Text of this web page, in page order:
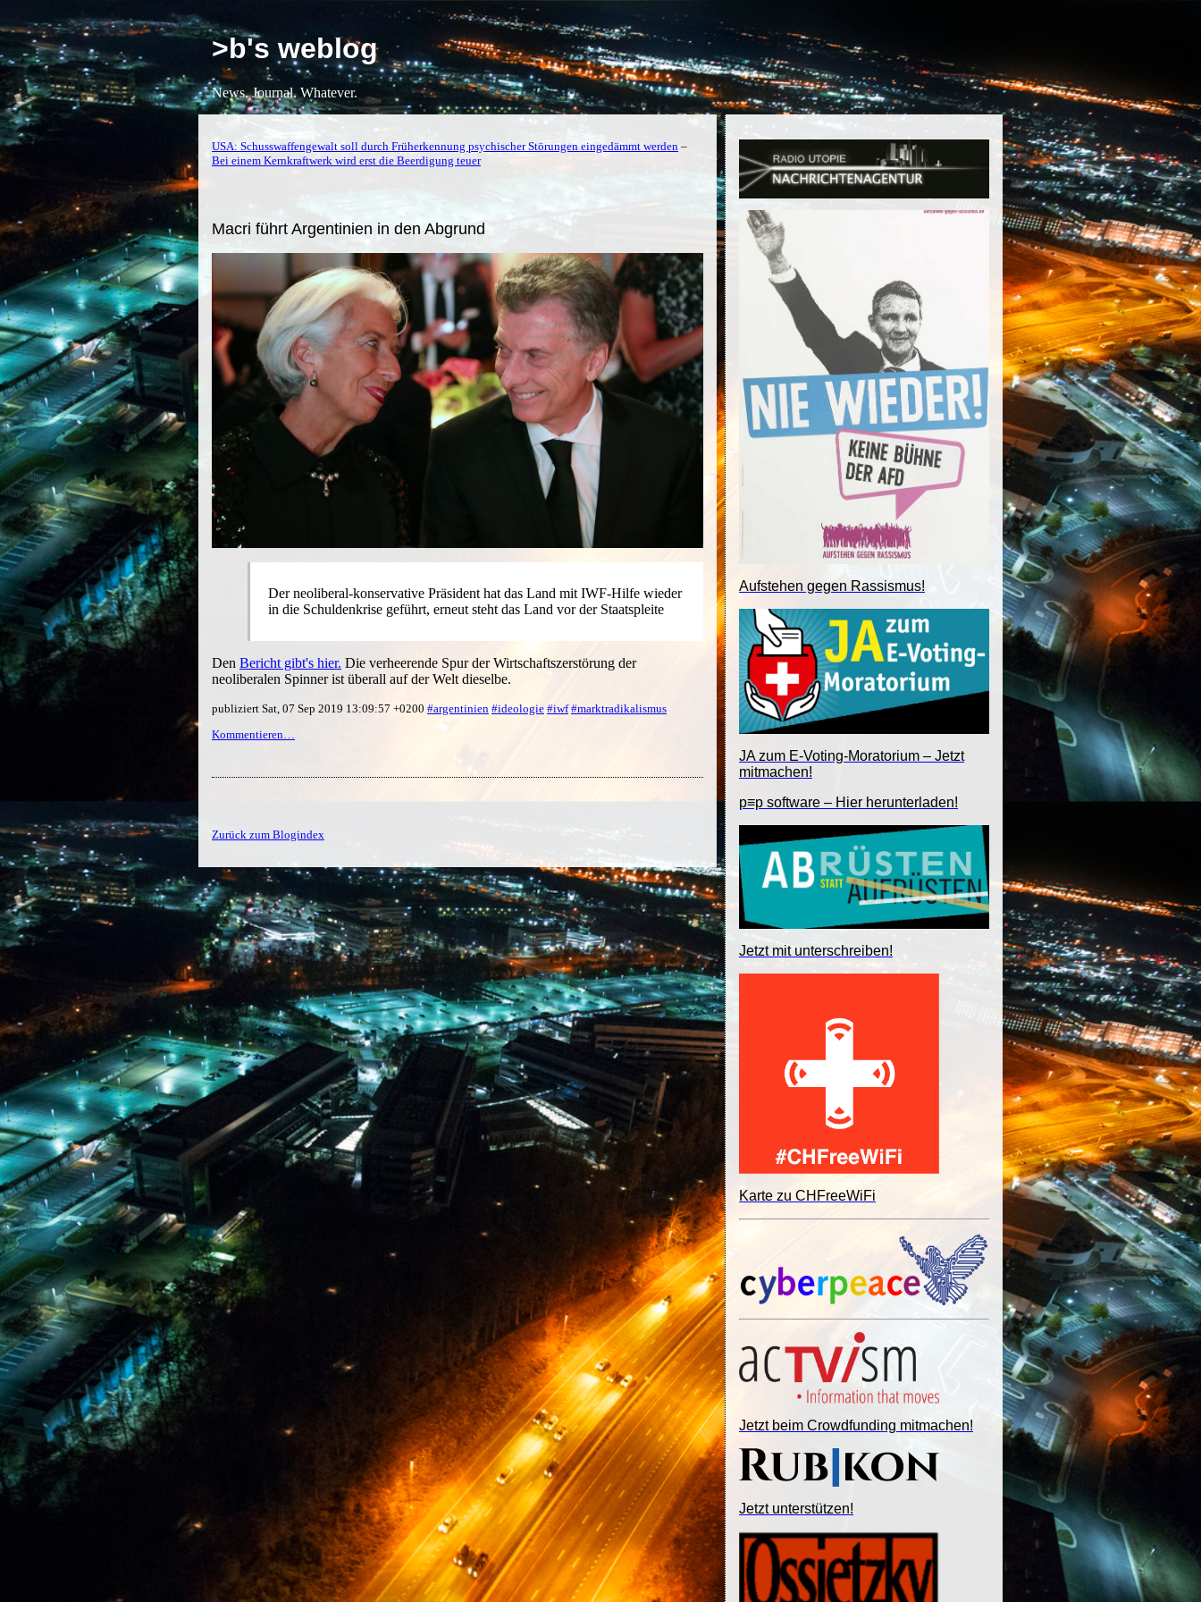
>b's weblog
News. Journal. Whatever.
Aufstehen gegen Rassismus!
JA zum E-Voting-Moratorium – Jetzt
mitmachen!
p≡p software – Hier herunterladen!
Jetzt mit unterschreiben!
Karte zu CHFreeWiFi
Jetzt beim Crowdfunding mitmachen!
Jetzt unterstützen!
USA: Schusswaffengewalt soll durch Früherkennung psychischer Störungen eingedämmt werden –
Bei einem Kernkraftwerk wird erst die Beerdigung teuer
Macri führt Argentinien in den Abgrund
Der neoliberal-konservative Präsident hat das Land mit IWF-Hilfe wieder
in die Schuldenkrise geführt, erneut steht das Land vor der Staatspleite
Den Bericht gibt's hier. Die verheerende Spur der Wirtschaftszerstörung der
neoliberalen Spinner ist überall auf der Welt dieselbe.
publiziert Sat, 07 Sep 2019 13:09:57 +0200 #argentinien #ideologie #iwf #marktradikalismus
Kommentieren…
Zurück zum Blogindex